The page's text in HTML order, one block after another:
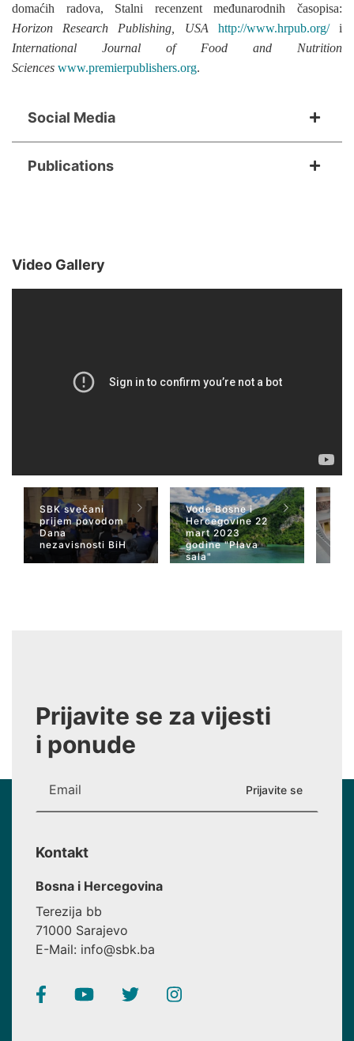
domaćih radova, Stalni recenzent međunarodnih časopisa:
Horizon Research Publishing, USA
http://www.hrpub.org/i
International Journal of Food and Nutrition
Sciences www.premierpublishers.org.
Social Media
Publications
Video Gallery
SBK svečani
prijem povodom
Dana
nezavisnosti BiH
Vode Bosne i
Hercegovine 22
mart 2023
godine "Plava
sala"
Prijavite se za vijesti
i ponude
Kontakt
Bosna i Hercegovina
Terezija bb
71000 Sarajevo
E-Mail: info@sbk.ba